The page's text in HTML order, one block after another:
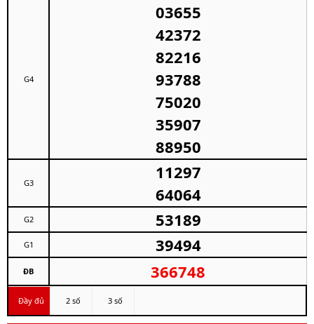
G4
03655
42372
82216
93788
75020
35907
88950
G3
11297
64064
G2 53189
G1 39494
ĐB 366748
Đầy đủ 2 số 3 số